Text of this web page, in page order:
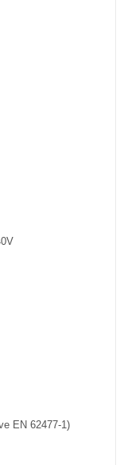
EN 62477-1)